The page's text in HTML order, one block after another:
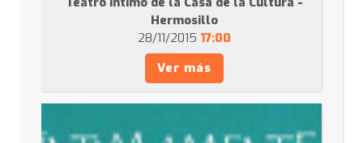
Hermosillo
28/11/2015 17:00
Ver más